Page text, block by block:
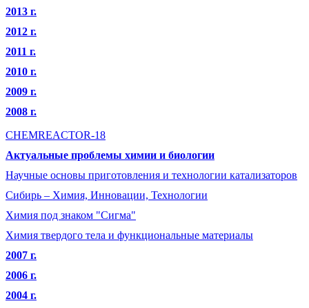
2013 г.
2012 г.
2011 г.
2010 г.
2009 г.
2008 г.
CHEMREACTOR-18
Актуальные проблемы химии и биологии
Научные основы приготовления и технологии катализаторов
Сибирь – Химия, Инновации, Технологии
Химия под знаком "Сигма"
Химия твердого тела и функциональные материалы
2007 г.
2006 г.
2004 г.